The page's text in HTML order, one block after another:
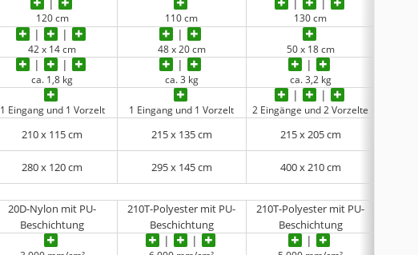
120 cm 110 cm 130 cm
42 x 14 cm 48 x 20 cm 50 x 18 cm
ca. 1,8 kg ca. 3 kg ca. 3,2 kg
1 Eingang und 1 Vorzelt 1 Eingang und 1 Vorzelt 2 Eingänge und 2 Vorzelte
210 x 115 cm 215 x 135 cm 215 x 205 cm
280 x 120 cm 295 x 145 cm 400 x 210 cm
20D-Nylon mit PU-
Beschichtung
210T-Polyester mit PU-
Beschichtung
210T-Polyester mit PU-
Beschichtung